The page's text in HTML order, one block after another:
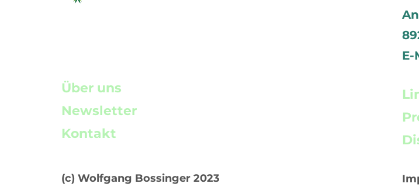
Über uns
Newsletter
Kontakt
(c) Wolfgang Bossinger 2023
E-